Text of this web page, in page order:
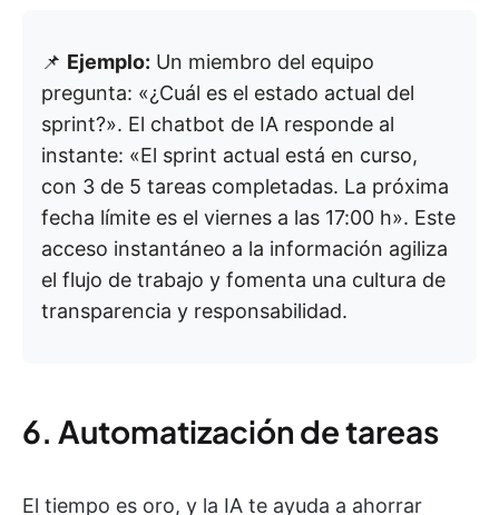
📌 Ejemplo: Un miembro del equipo
pregunta: «¿Cuál es el estado actual del
sprint?». El chatbot de IA responde al
instante: «El sprint actual está en curso,
con 3 de 5 tareas completadas. La próxima
fecha límite es el viernes a las 17:00 h». Este
acceso instantáneo a la información agiliza
el flujo de trabajo y fomenta una cultura de
transparencia y responsabilidad.
6. Automatización de tareas
El tiempo es oro, y la IA te ayuda a ahorrar